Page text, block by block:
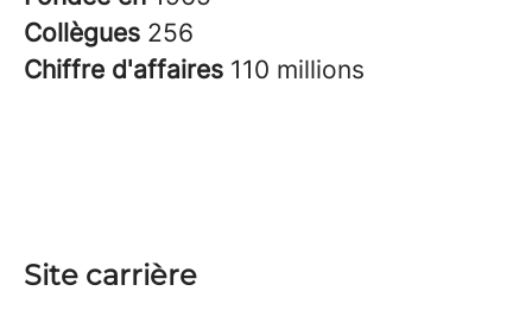
Collègues 256
Chiffre d'affaires 110 millions
Site carrière